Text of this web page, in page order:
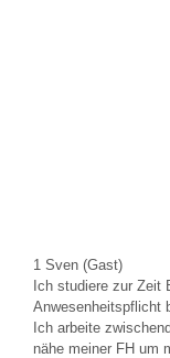
1 Sven (Gast)
Ich studiere zur Zeit
Anwesenheitspflicht
Ich arbeite
nähe meiner FH um